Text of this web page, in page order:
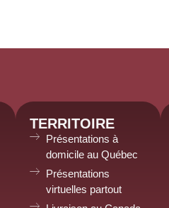
TERRITOIRE
Présentations à
domicile au Québec
Présentations
virtuelles partout